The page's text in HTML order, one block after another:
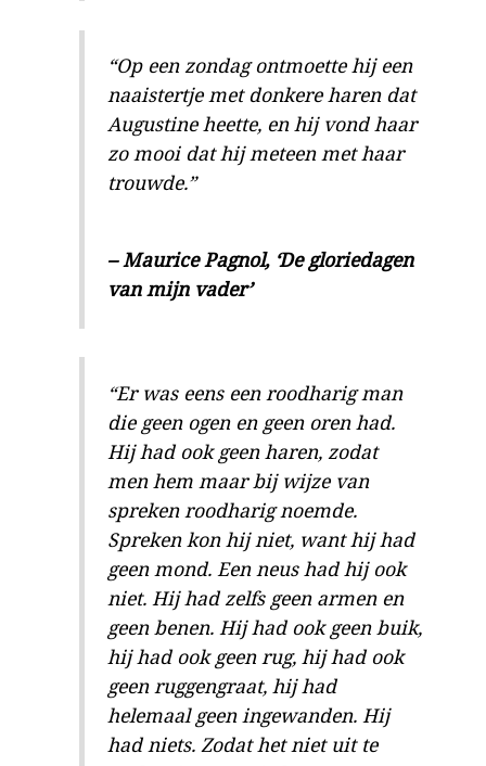
“Op een zondag ontmoette hij een
naaistertje met donkere haren dat
Augustine heette, en hij vond haar
zo mooi dat hij meteen met haar
trouwde.”
– Maurice Pagnol, ‘De gloriedagen
van mijn vader’
“Er was eens een roodharig man
die geen ogen en geen oren had.
Hij had ook geen haren, zodat
men hem maar bij wijze van
spreken roodharig noemde.
Spreken kon hij niet, want hij had
geen mond. Een neus had hij ook
niet. Hij had zelfs geen armen en
geen benen. Hij had ook geen buik,
hij had ook geen rug, hij had ook
geen ruggengraat, hij had
helemaal geen ingewanden. Hij
had niets. Zodat het niet uit te